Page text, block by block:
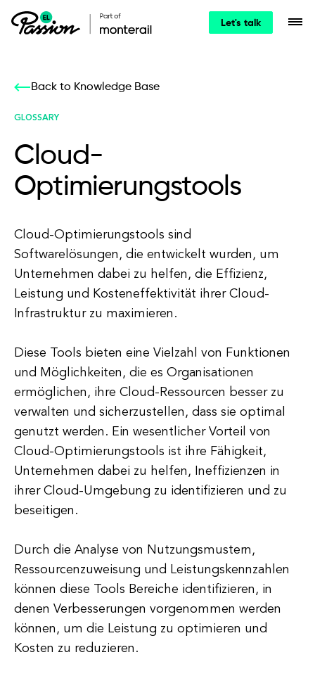
Let's talk
Back to Knowledge Base
GLOSSARY
Cloud-
Optimierungstools
Cloud-Optimierungstools sind
Softwarelösungen, die entwickelt wurden, um
Unternehmen dabei zu helfen, die Effizienz,
Leistung und Kosteneffektivität ihrer Cloud-
Infrastruktur zu maximieren.
Diese Tools bieten eine Vielzahl von Funktionen
und Möglichkeiten, die es Organisationen
ermöglichen, ihre Cloud-Ressourcen besser zu
verwalten und sicherzustellen, dass sie optimal
genutzt werden. Ein wesentlicher Vorteil von
Cloud-Optimierungstools ist ihre Fähigkeit,
Unternehmen dabei zu helfen, Ineffizienzen in
ihrer Cloud-Umgebung zu identifizieren und zu
beseitigen.
Durch die Analyse von Nutzungsmustern,
Ressourcenzuweisung und Leistungskennzahlen
können diese Tools Bereiche identifizieren, in
denen Verbesserungen vorgenommen werden
können, um die Leistung zu optimieren und
Kosten zu reduzieren.